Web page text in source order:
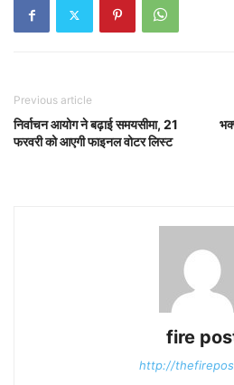
Previous article
निर्वाचन आयोग ने बढ़ाई समयसीमा, 21
फरवरी को आएगी फाइनल वोटर लिस्ट
fire
http://